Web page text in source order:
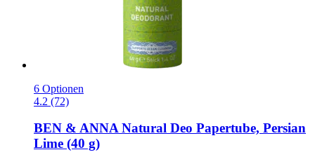
6 Optionen
4.2 (72)
BEN & ANNANatural Deo Papertube, Persian
Lime (40 g)